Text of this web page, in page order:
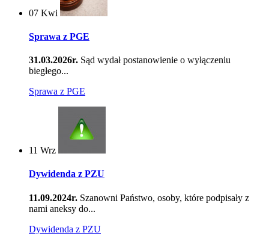
07 Kwi
Sprawa z PGE
31.03.2026r. Sąd wydał postanowienie o wyłączeniu
biegłego...
Sprawa z PGE
11 Wrz
Dywidenda z PZU
11.09.2024r. Szanowni Państwo, osoby, które podpisały z
nami aneksy do...
Dywidenda z PZU